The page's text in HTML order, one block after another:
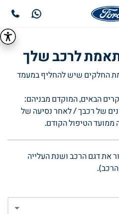
לרכב שלך
החלקים שיש להחליף במעמד
הבאים, המוקדם מבניהם:
של רכבך / לאחר נסיעה של
את דגם הרכב ושנת העלייה
הרכב).